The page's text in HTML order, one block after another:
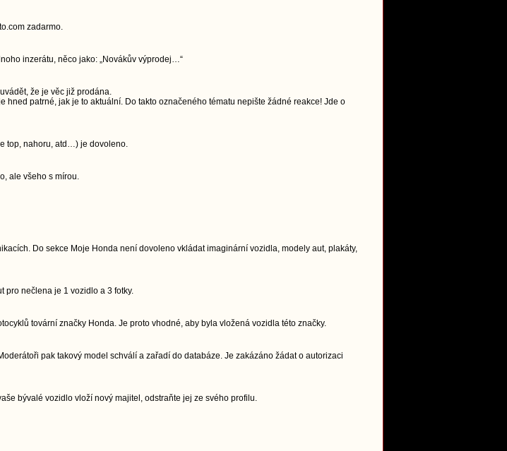
zadarmo.
inzerátu, něco jako: „Novákův výprodej…“
že je věc již prodána.
patrné, jak je to aktuální. Do takto označeného tématu nepište žádné reakce! Jde o
top, nahoru, atd…) je dovoleno.
ale všeho s mírou.
Do sekce Moje Honda není dovoleno vkládat imaginární vozidla, modely aut, plakáty,
pro nečlena je 1 vozidlo a 3 fotky.
tovární značky Honda. Je proto vhodné, aby byla vložená vozidla této značky.
pak takový model schválí a zařadí do databáze. Je zakázáno žádat o autorizaci
bývalé vozidlo vloží nový majitel, odstraňte jej ze svého profilu.